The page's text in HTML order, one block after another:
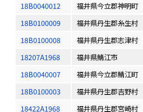
18B0040012
福井県今立郡神明町
18B0100009
福井県丹生郡糸生村
18B0100008
福井県丹生郡志津村
18207A1968
福井県鯖江市
18B0040007
福井県今立郡鯖江町
18B0100003
福井県丹生郡吉野村
18422A1968
福井県丹生郡宮崎村